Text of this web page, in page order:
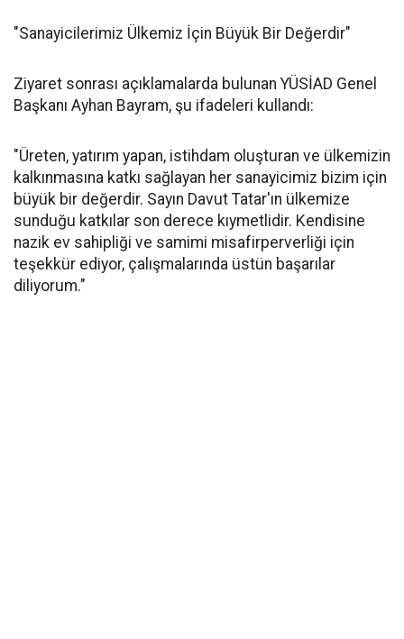
"Sanayicilerimiz Ülkemiz İçin Büyük Bir Değerdir"
Ziyaret sonrası açıklamalarda bulunan YÜSİAD Genel
Başkanı Ayhan Bayram, şu ifadeleri kullandı:
"Üreten, yatırım yapan, istihdam oluşturan ve ülkemizin
kalkınmasına katkı sağlayan her sanayicimiz bizim için
büyük bir değerdir. Sayın Davut Tatar'ın ülkemize
sunduğu katkılar son derece kıymetlidir. Kendisine
nazik ev sahipliği ve samimi misafirperverliği için
teşekkür ediyor, çalışmalarında üstün başarılar
diliyorum."